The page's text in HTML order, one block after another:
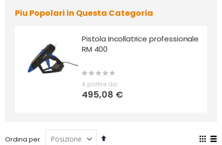
Piu Popolari in Questa Categoria
Pistola Incollatrice professionale
RM 400
Rating:
A partire da
495,08 €
Ordina per
Imposta